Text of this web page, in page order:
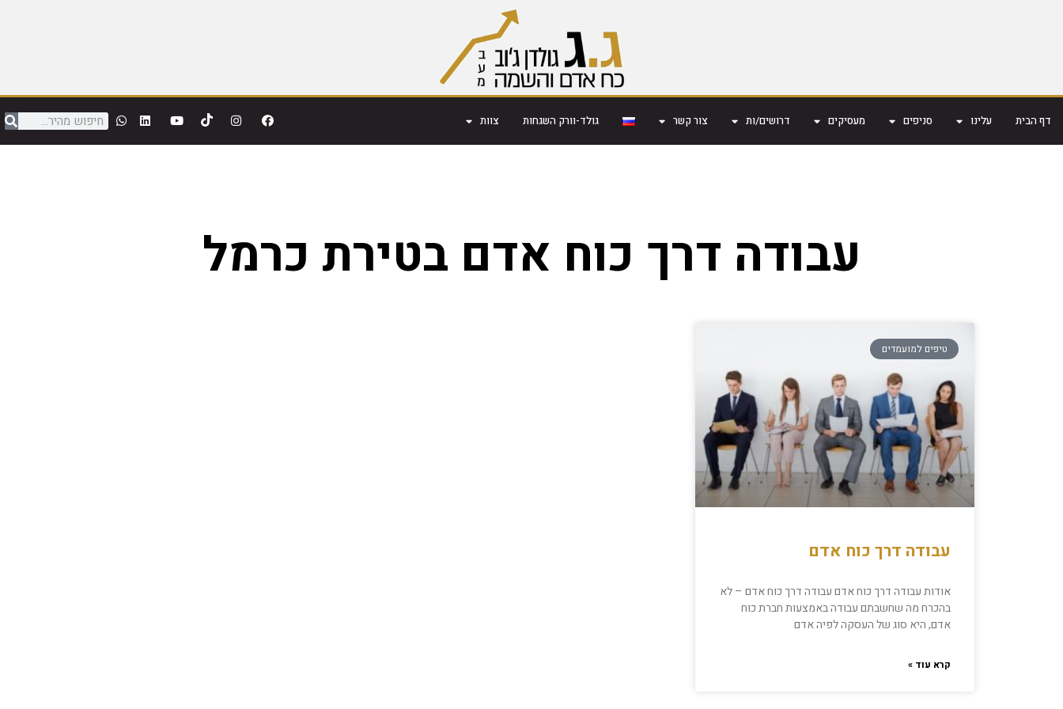
דף הבית עלינו סניפים מעסיקים דרושים/ות צור קשר גולד-וורק השגחות צוות
עבודה דרך כוח אדם בטירת כרמל
טיפים למועמדים
עבודה דרך כוח אדם
אודות עבודה דרך כוח אדם עבודה דרך כוח אדם – לא
בהכרח מה שחשבתם עבודה באמצעות חברת כוח
אדם, היא סוג של העסקה לפיה אדם
קרא עוד »